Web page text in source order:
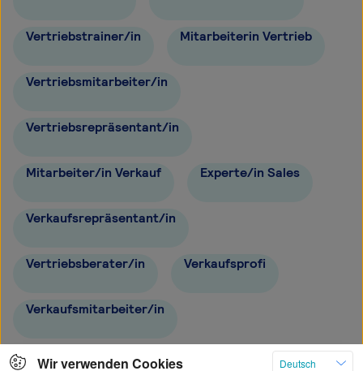
Vertriebstrainer/in Mitarbeiterin Vertrieb
Vertriebsmitarbeiter/in
Vertriebsrepräsentant/in
Mitarbeiter/in Verkauf Experte/in Sales
Verkaufsrepräsentant/in
Vertriebsberater/in Verkaufsprofi
Verkaufsmitarbeiter/in
Wir verwenden Cookies
Deutsch